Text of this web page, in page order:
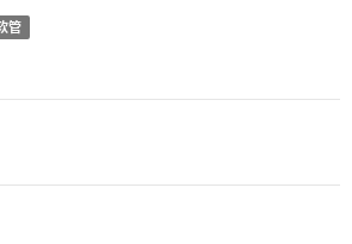
管